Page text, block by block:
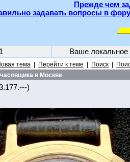
Прежде чем
задавать вопросы в
Ваше
тема Перейти к теме Поиск
в Москве
)